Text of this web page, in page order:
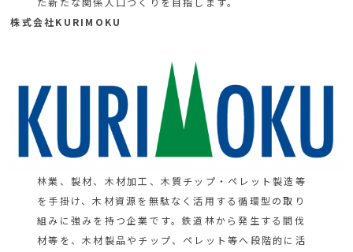
株式会社KURIMOKU
林業、製材、木材加工、木質チップ・ペレット製造等
を手掛け、木材資源を無駄なく活用する循環型の取り
組みに強みを持つ企業です。鉄道林から発生する間伐
材等を、木材製品やチップ、ペレット等へ段階的に活